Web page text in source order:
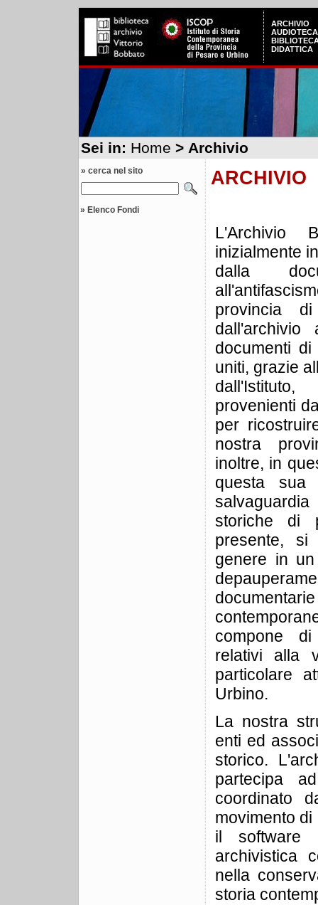
ARCHIVIO
AUDIOTECA
DIDATTICA
Sei in: Home > Archivio
» cerca nel sito
» Elenco Fondi
ARCHIVIO
L'Archivio
inizialmente
dalla
provincia
dall'archivio
documenti
uniti, grazie
provenienti
per
nostra
inoltre, in
questa sua
storiche di
presente, si
genere in
compone
relativi alla
particolare
Urbino.
La nostra
enti ed
storico.
partecipa
coordinato
movimento
il software
archivistica
nella
storia